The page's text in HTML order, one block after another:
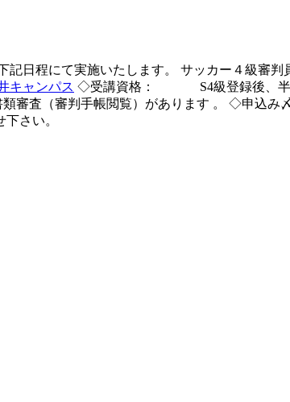
記日程にて実施いたします。
サッカー４級審判
キャンパス ◇受講資格： S4級登録後、半
（審判手帳閲覧）があります 。 ◇申込み
さい。